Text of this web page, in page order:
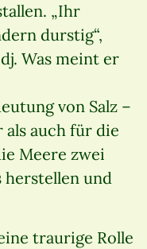
„Ihr
durstig“,
Was meint er
von Salz –
auch für die
Meere zwei
herstellen und
traurige Rolle